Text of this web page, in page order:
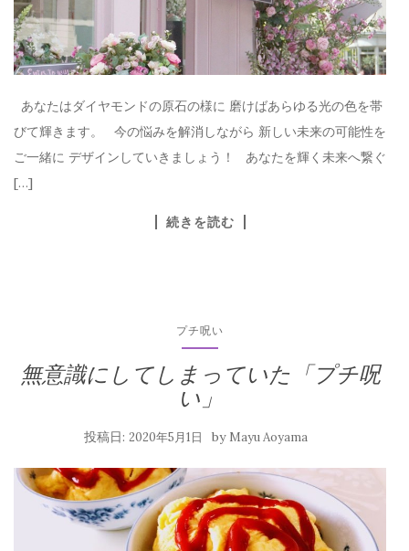
あなたはダイヤモンドの原石の様に 磨けばあらゆる光の色を帯
びて輝きます。 今の悩みを解消しながら 新しい未来の可能性を
ご一緒に デザインしていきましょう！ あなたを輝く未来へ繋ぐ
[…]
続きを読む
プチ呪い
無意識にしてしまっていた「プチ呪
い」
投稿日: 2020年5月1日 by Mayu Aoyama